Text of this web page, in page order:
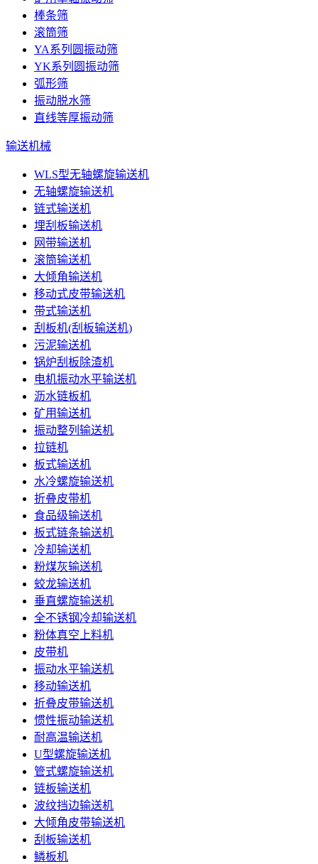
棒条筛
滚筒筛
YA系列圆振动筛
YK系列圆振动筛
弧形筛
振动脱水筛
直线等厚振动筛
输送机械
WLS型无轴螺旋输送机
无轴螺旋输送机
链式输送机
埋刮板输送机
网带输送机
滚筒输送机
大倾角输送机
移动式皮带输送机
带式输送机
刮板机(刮板输送机)
污泥输送机
锅炉刮板除渣机
电机振动水平输送机
沥水链板机
矿用输送机
振动整列输送机
拉链机
板式输送机
水冷螺旋输送机
折叠皮带机
食品级输送机
板式链条输送机
冷却输送机
粉煤灰输送机
蛟龙输送机
垂直螺旋输送机
全不锈钢冷却输送机
粉体真空上料机
皮带机
振动水平输送机
移动输送机
折叠皮带输送机
惯性振动输送机
耐高温输送机
U型螺旋输送机
管式螺旋输送机
链板输送机
波纹挡边输送机
大倾角皮带输送机
刮板输送机
鳞板机